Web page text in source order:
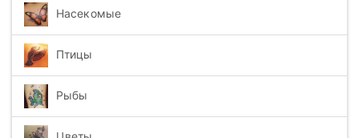
Насекомые
Птицы
Рыбы